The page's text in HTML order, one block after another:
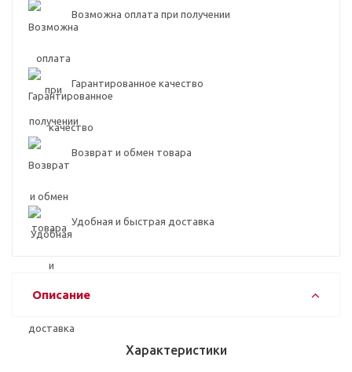
Возможна оплата при получении
Гарантированное качество
Возврат и обмен товара
Удобная и быстрая доставка
Описание
Характеристики